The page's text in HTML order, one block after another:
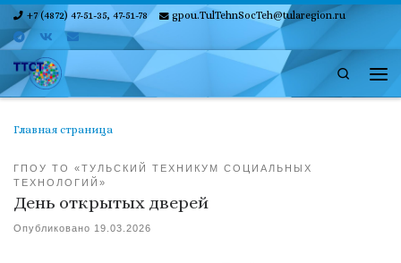
Skip to content
+7 (4872) 47-51-35, 47-51-78 gpou.TulTehnSocTeh@tularegion.ru
Search
Главная страница
ГПОУ ТО «ТУЛЬСКИЙ ТЕХНИКУМ СОЦИАЛЬНЫХ
ТЕХНОЛОГИЙ»
День открытых дверей
Опубликовано 19.03.2026